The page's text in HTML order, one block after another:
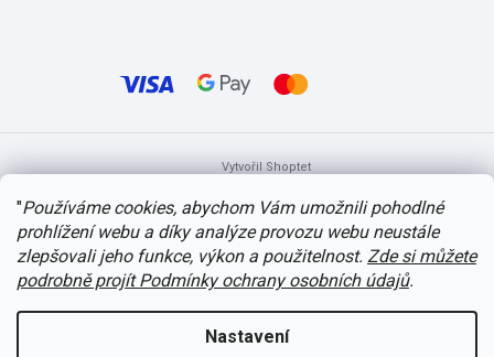
"Používáme cookies, abychom Vám umožnili pohodlné
prohlížení webu a díky analýze provozu webu neustále
zlepšovali jeho funkce, výkon a použitelnost. Zde si můžete
podrobně projít Podmínky ochrany osobních údajů.
Nastavení
Vytvořil Shoptet
Copyright 2026itvlaky.cz. Všechna práva vyhrazena.Upravit nastavení
cookies